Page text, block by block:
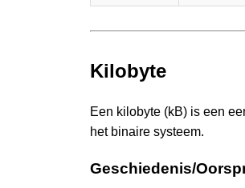
Kilobyte
Een kilobyte (kB) is een
het binaire systeem.
Geschiedenis/